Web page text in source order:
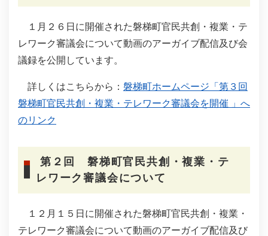
１月２６日に開催された磐梯町官民共創・複業・テ
レワーク審議会について動画のアーガイブ配信及び会
議録を公開しています。
詳しくはこちらから： 磐梯町ホームページ「第３回
磐梯町官民共創・複業・テレワーク審議会を開催 」へ
のリンク
第２回 磐梯町官民共創・複業・テ
レワーク審議会について
１２月１５日に開催された磐梯町官民共創・複業・
テレワーク審議会について動画のアーガイブ配信及び